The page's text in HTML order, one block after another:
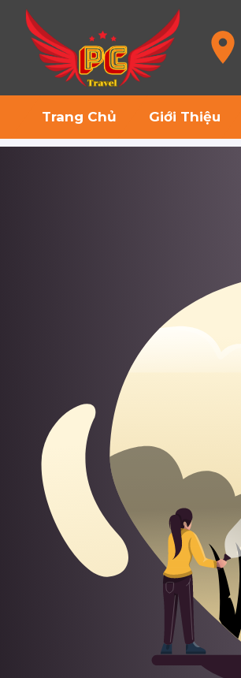
Trang Chủ Giới Thiệu